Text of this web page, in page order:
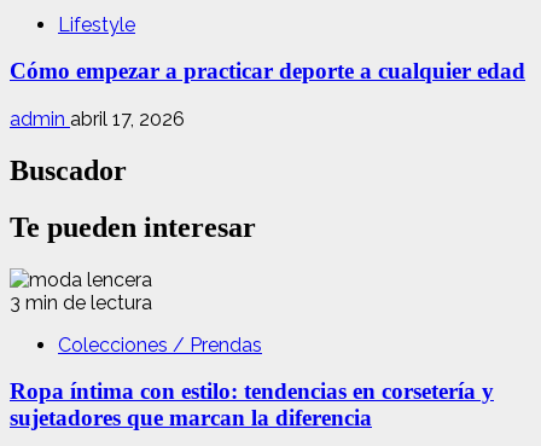
Lifestyle
Cómo empezar a practicar deporte a cualquier edad
admin abril 17, 2026
Buscador
Te pueden interesar
3 min de lectura
Colecciones / Prendas
Ropa íntima con estilo: tendencias en corsetería y
sujetadores que marcan la diferencia